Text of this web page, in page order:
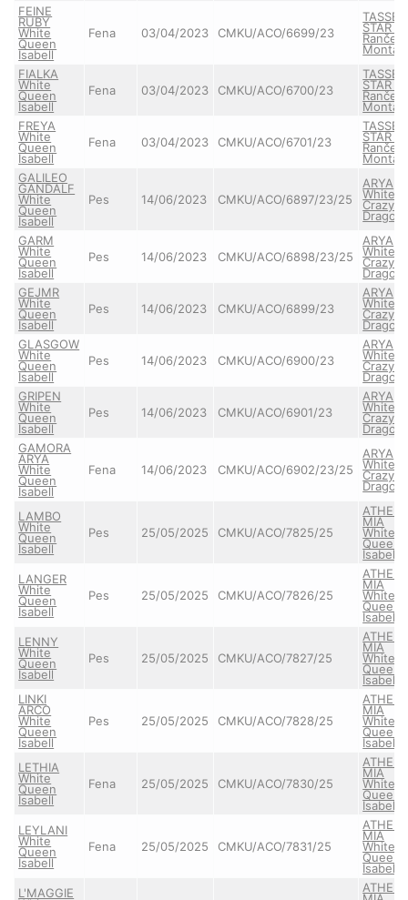
FEINE
RUBY
White
Queen
Isabell
Fena 03/04/2023 CMKU/ACO/6699/23
TASSEY
STAR z
Ranče
FIALKA
White
Queen
Isabell
Fena 03/04/2023 CMKU/ACO/6700/23
TASSEY
STAR z
Ranče
FREYA
White
Queen
Isabell
Fena 03/04/2023 CMKU/ACO/6701/23
TASSEY
STAR z
Ranče
GALILEO
GANDALF
White
Queen
Isabell
Pes 14/06/2023 CMKU/ACO/6897/23/25
ARYA
White
Crazy
Dragon
GARM
White
Queen
Isabell
Pes 14/06/2023 CMKU/ACO/6898/23/25
ARYA
White
Crazy
Dragon
GEJMR
White
Queen
Isabell
Pes 14/06/2023 CMKU/ACO/6899/23
ARYA
White
Crazy
Dragon
GLASGOW
White
Queen
Isabell
Pes 14/06/2023 CMKU/ACO/6900/23
ARYA
White
Crazy
Dragon
GRIPEN
White
Queen
Isabell
Pes 14/06/2023 CMKU/ACO/6901/23
ARYA
White
Crazy
Dragon
GAMORA
ARYA
White
Queen
Isabell
Fena 14/06/2023 CMKU/ACO/6902/23/25
ARYA
White
Crazy
Dragon
LAMBO
White
Queen
Isabell
Pes 25/05/2025 CMKU/ACO/7825/25
MIA
White
Queen
Isabell
LANGER
White
Queen
Isabell
Pes 25/05/2025 CMKU/ACO/7826/25
MIA
White
Queen
Isabell
LENNY
White
Queen
Isabell
Pes 25/05/2025 CMKU/ACO/7827/25
MIA
White
Queen
Isabell
LINKI
ARCO
White
Queen
Isabell
Pes 25/05/2025 CMKU/ACO/7828/25
MIA
White
Queen
Isabell
LETHIA
White
Queen
Isabell
Fena 25/05/2025 CMKU/ACO/7830/25
MIA
White
Queen
Isabell
LEYLANI
White
Queen
Isabell
Fena 25/05/2025 CMKU/ACO/7831/25
MIA
White
Queen
Isabell
L'MAGGIE